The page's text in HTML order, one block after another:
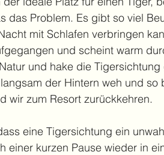
das Problem. Es gibt so viel
mit Schlafen verbringen
und scheint warm
und hake die
der Hintern weh und
wir zum Resort zurückkehren.
eine Tigersichtung ein
einer kurzen Pause wieder in